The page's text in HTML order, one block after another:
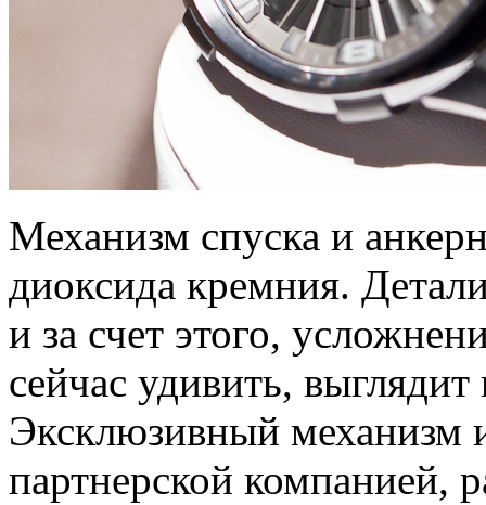
Механизм спуска и
диоксида кремния.
и за счет этого,
сейчас удивить,
Эксклюзивный механизм
партнерской компанией,